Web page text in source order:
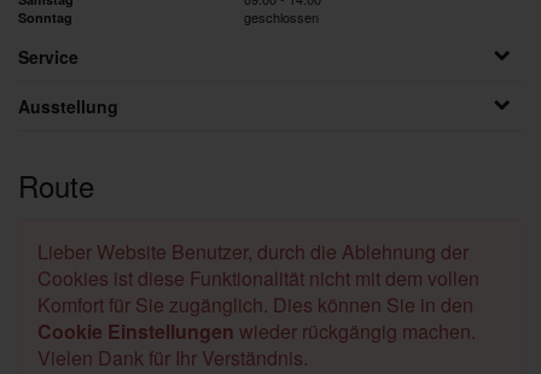
Sonntag geschlossen
Service
Ausstellung
Route
Lieber Website Benutzer, durch die Ablehnung der
Cookies ist diese Funktionalität nicht mit dem vollen
Komfort für Sie zugänglich. Dies können Sie in den
Cookie Einstellungen wieder rückgängig machen.
Vielen Dank für Ihr Verständnis.